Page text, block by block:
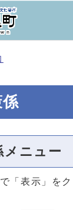
メニュー
「表示」を